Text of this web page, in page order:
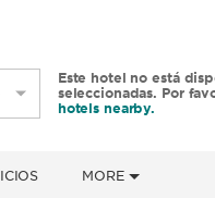
Este hotel no está
seleccionadas. Por
hotels nearby.
MORE